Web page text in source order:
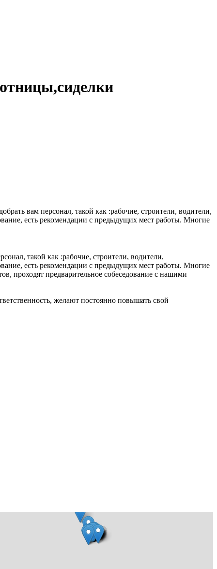
вам персонал, такой как :рабочие, строители, водители,
есть рекомендации с предыдущих мест работы. Многие
такой как :рабочие, строители, водители,
есть рекомендации с предыдущих мест работы. Многие
проходят предварительное собеседование с нашими
желают постоянно повышать свой